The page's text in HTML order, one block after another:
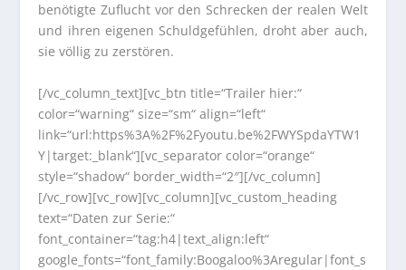
benötigte Zuflucht vor den Schrecken der realen Welt
und ihren eigenen Schuldgefühlen, droht aber auch,
sie völlig zu zerstören.
[/vc_column_text][vc_btn title=“Trailer hier:“
color=“warning“ size=“sm“ align=“left“
link=“url:https%3A%2F%2Fyoutu.be%2FWYSpdaYTW1
Y|target:_blank“][vc_separator color=“orange“
style=“shadow“ border_width=“2″][/vc_column]
[/vc_row][vc_row][vc_column][vc_custom_heading
text=“Daten zur Serie:“
font_container=“tag:h4|text_align:left“
google_fonts=“font_family:Boogaloo%3Aregular|font_s